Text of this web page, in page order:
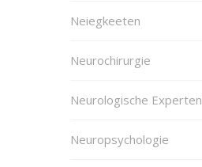
Neiegkeeten
Neurochirurgie
Neurologische Experten
Neuropsychologie